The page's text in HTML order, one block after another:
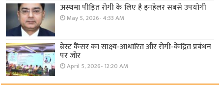
अस्थमा पीड़ित रोगी के लिए है इनहेलर सबसे उपयोगी
May 5, 2026- 4:33 AM
ब्रेस्ट कैंसर का साक्ष्य-आधारित और रोगी-केंद्रित प्रबंधन
पर जोर
April 5, 2026- 12:20 AM